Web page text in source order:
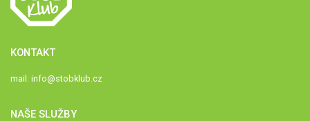
KONTAKT
mail: info@stobklub.cz
NAŠE SLUŽBY